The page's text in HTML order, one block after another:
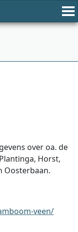
over oa. de
Horst,
Oosterbaan.
veen/